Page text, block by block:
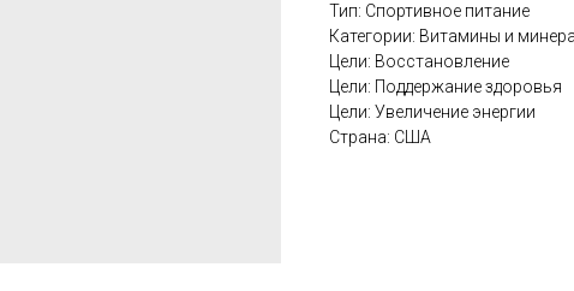
Тип: Спортивное питание
Категории: Витамины и
Цели: Восстановление
Цели: Поддержание здоровья
Цели: Увеличение энергии
Страна: США